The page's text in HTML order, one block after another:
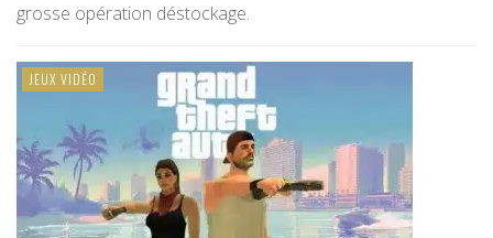
grosse opération déstockage.
JEUX VIDÉO